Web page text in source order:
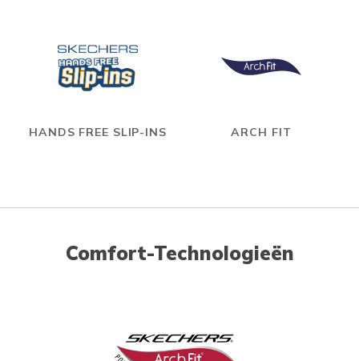
HANDS FREE SLIP-INS ARCH FIT
Comfort-Technologieën